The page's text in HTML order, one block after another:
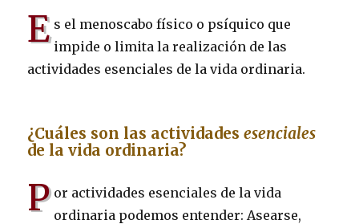
E s el menoscabo físico o psíquico que
impide o limita la realización de las
actividades esenciales de la vida ordinaria.
¿Cuáles son las actividadesesenciales
de la vida ordinaria?
P or actividades esenciales de la vida
ordinaria podemos entender: Asearse,